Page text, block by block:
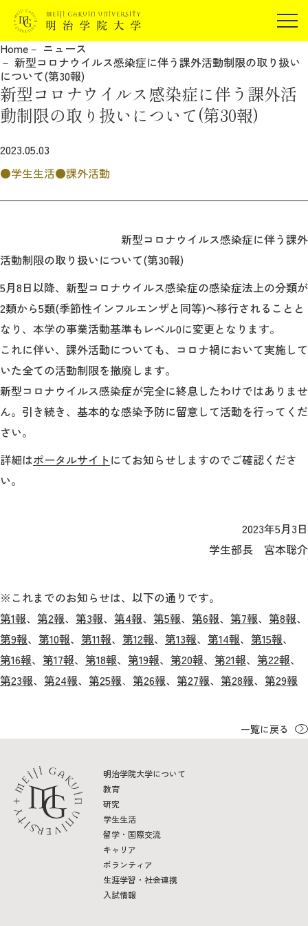
在学生の方
保証人の方
企業・研究者の方
JP EN
受験生の方
明治学院大学について
教育
研究
学生生活
留学・国際交流
キャリア
入試情報サイト
2026年9月入学者向け 新入生サイト
（外部サイト）
アクセス
案内
取材・撮影
Home
ニュース
新型コロナウイルス感染症に伴う課外活動制限の取り扱い
について(第30報)
新型コロナウイルス感染症に伴う課外活
動制限の取り扱いについて(第30報)
2023.05.03
学生生活
課外活動
新型コロナウイルス感染症に伴う課外
活動制限の取り扱いについて(第30報)
5月8日以降、新型コロナウイルス感染症の感染症法上の分類が
2類から5類(季節性インフルエンザと同等)へ移行されることと
なり、本学の事業活動基準もレベル0に変更となります。
これに伴い、課外活動についても、コロナ禍において実施して
いた全ての活動制限を撤廃します。
新型コロナウイルス感染症が完全に終息したわけではありませ
ん。引き続き、基本的な感染予防に留意して活動を行ってくだ
さい。
詳細はポータルサイトにてお知らせしますのでご確認くださ
い。
2023年5月3日
学生部長 宮本聡介
※これまでのお知らせは、以下の通りです。
第1報、 第2報、 第3報、 第4報、 第5報、 第6報、 第7報、 第8報、
第9報、 第10報、 第11報、 第12報、 第13報、 第14報、 第15報、
第16報、 第17報、 第18報、 第19報、 第20報、 第21報、 第22報、
第23報、 第24報、 第25報、 第26報、 第27報、 第28報、 第29報
一覧に戻る
明治学院大学について
教育
研究
学生生活
留学・国際交流
キャリア
ボランティア
生涯学習・社会連携
入試情報